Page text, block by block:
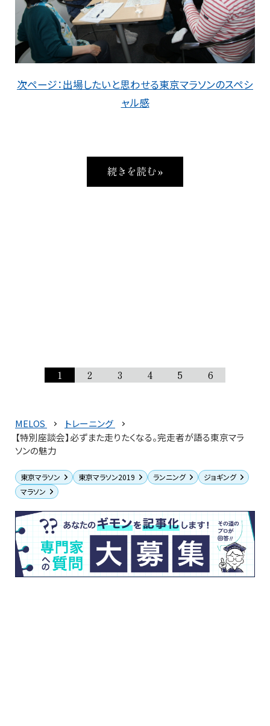
次ページ：出場したいと思わせる東京マラソンのスペシ
ャル感
続きを読む »
1 2 3 4 5 6
MELOS
トレーニング
【特別座談会】必ずまた走りたくなる。完走者が語る東京マラ
ソンの魅力
東京マラソン 東京マラソン2019 ランニング
ジョギング
マラソン